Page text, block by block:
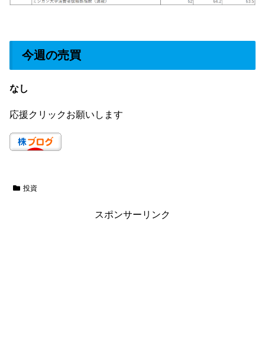
今週の売買
なし
応援クリックお願いします
投資
スポンサーリンク